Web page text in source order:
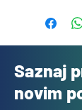
Saznaj
novim